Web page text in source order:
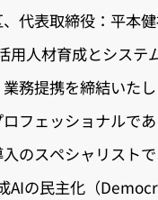
代表取締役：平本
用人材育成とシステ
務提携を締結いた
フェッショナルで
のスペシャリスト
AIの民主化（